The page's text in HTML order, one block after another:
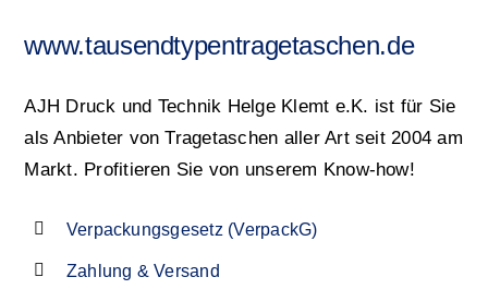
www.tausendtypentragetaschen.de
AJH Druck und Technik Helge Klemt e.K. ist für Sie
als Anbieter von Tragetaschen aller Art seit 2004 am
Markt. Profitieren Sie von unserem Know-how!
Verpackungsgesetz (VerpackG)
Zahlung & Versand